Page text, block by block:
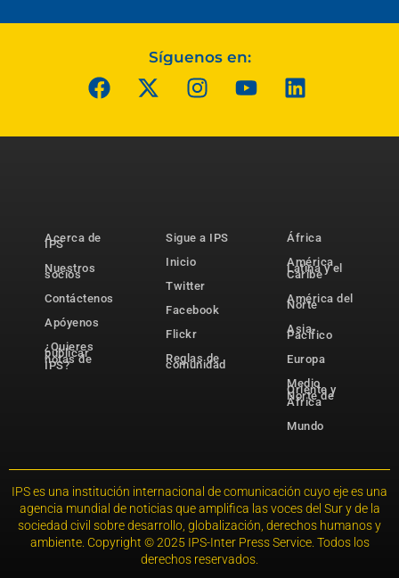
Síguenos en:
Acerca de
IPS
Nuestros
socios
Contáctenos
Apóyenos
¿Quieres
publicar
notas de
IPS?
Sigue a IPS
Inicio
Twitter
Facebook
Flickr
Reglas de
comunidad
África
América
Latina y el
Caribe
América del
Norte
Asia-
Pacífico
Europa
Medio
Oriente y
Norte de
África
Mundo
IPS es una institución internacional de comunicación cuyo eje es una
agencia mundial de noticias que amplifica las voces del Sur y de la
sociedad civil sobre desarrollo, globalización, derechos humanos y
ambiente. Copyright © 2025 IPS-Inter Press Service. Todos los
derechos reservados.